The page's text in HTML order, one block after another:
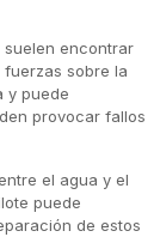
suelen encontrar
sobre la
y puede
provocar fallos
el agua y el
puede
de estos